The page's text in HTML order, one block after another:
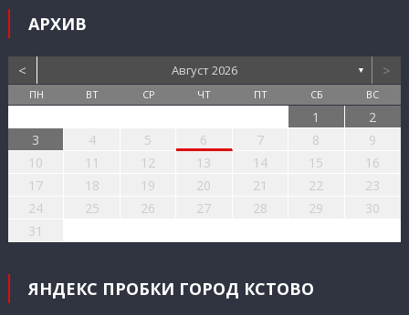
АРХИВ
< Август 2026 ▼ >
ПН ВТ СР ЧТ ПТ СБ ВС
1
2
3
4 5 6 7 8
9
10
11 12 13 14 15
16
17
18 19 20 21 22
23
24
25 26 27 28 29
30
31
ЯНДЕКС ПРОБКИ ГОРОД КСТОВО